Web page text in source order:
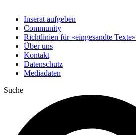
Inserat aufgeben
Community
Richtlinien für «eingesandte Texte»
Über uns
Kontakt
Datenschutz
Mediadaten
Suche